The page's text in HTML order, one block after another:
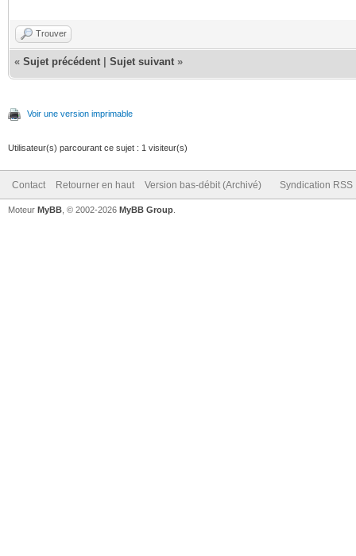
Trouver
« Sujet précédent Sujet suivant »
Voir une version imprimable
Utilisateur(s) parcourant ce sujet : 1 visiteur(s)
Contact Retourner en haut Version bas-débit (Archivé) Syndication RSS
Moteur MyBB , © 2002-2026 MyBB Group